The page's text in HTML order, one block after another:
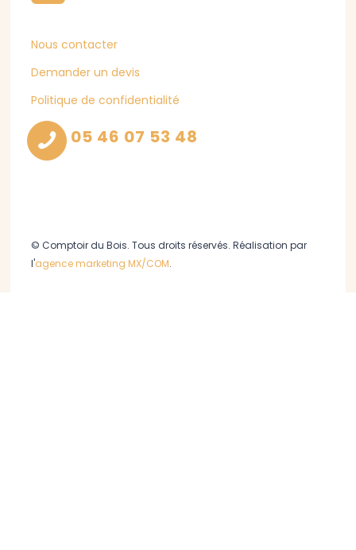
Nous contacter
Demander un devis
Politique de confidentialité
05 46 07 53 48
© Comptoir du Bois. Tous droits réservés. Réalisation par
l'agence marketing MX/COM.